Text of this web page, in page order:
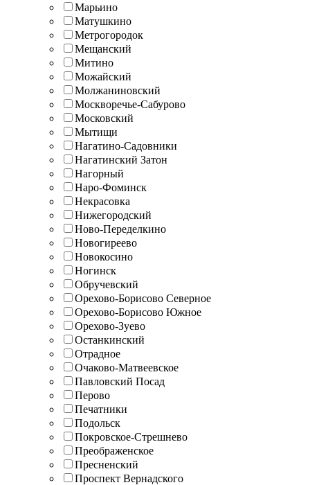
Марьино
Матушкино
Метрогородок
Мещанский
Митино
Можайский
Молжаниновский
Москворечье-Сабурово
Московский
Мытищи
Нагатино-Садовники
Нагатинский Затон
Нагорный
Наро-Фоминск
Некрасовка
Нижегородский
Ново-Переделкино
Новогиреево
Новокосино
Ногинск
Обручевский
Орехово-Борисово Северное
Орехово-Борисово Южное
Орехово-Зуево
Останкинский
Отрадное
Очаково-Матвеевское
Павловский Посад
Перово
Печатники
Подольск
Покровское-Стрешнево
Преображенское
Пресненский
Проспект Вернадского